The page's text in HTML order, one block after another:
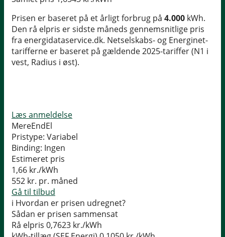
Prisen er baseret på et årligt forbrug på 4.000 kWh.
Den rå elpris er sidste måneds gennemsnitlige pris
fra energidataservice.dk. Netselskabs- og Energinet-
tarifferne er baseret på gældende 2025-tariffer (N1 i
vest, Radius i øst).
Læs anmeldelse
MereEndEl
Pristype: Variabel
Binding: Ingen
Estimeret pris
1,66 kr./kWh
552 kr. pr. måned
Gå til tilbud
i Hvordan er prisen udregnet?
Sådan er prisen sammensat
Rå elpris 0,7623 kr./kWh